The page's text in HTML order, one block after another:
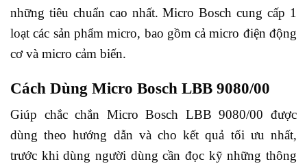
những tiêu chuẩn cao nhất. Micro Bosch cung cấp 1
loạt các sản phẩm micro, bao gồm cả micro điện động
cơ và micro cảm biến.
Cách Dùng Micro Bosch LBB 9080/00
Giúp chắc chắn Micro Bosch LBB 9080/00 được
dùng theo hướng dẫn và cho kết quả tối ưu nhất,
trước khi dùng người dùng cần đọc kỹ những thông